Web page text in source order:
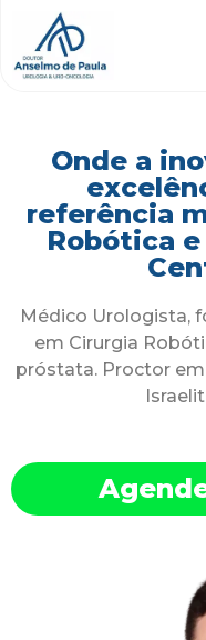
Onde a
referência
Robótica
Médico Urologista,
em Cirurgia
próstata. Proctor